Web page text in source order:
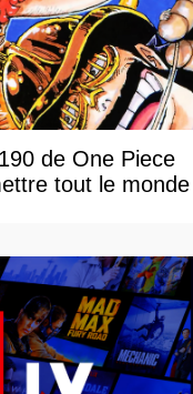
tout le monde